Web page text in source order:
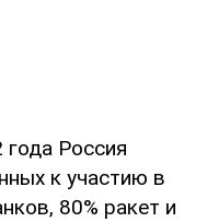
Россия
к участию в
80% ракет и